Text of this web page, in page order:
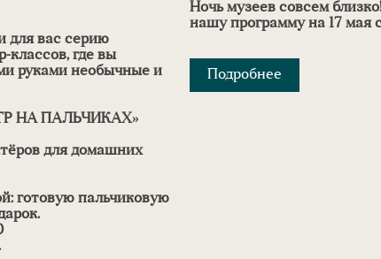
для вас серию
классов, где вы
руками необычные и
НА ПАЛЬЧИКАХ»
для домашних
готовую пальчиковую
Ночь музеев совсем
нашу программу на 17 мая
Подробнее